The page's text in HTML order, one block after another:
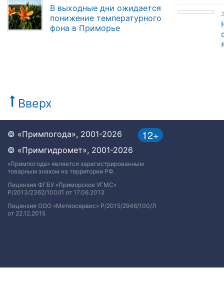
В выходные дни ожидается
понижение температурного
фона в Приморье
Вверх
12+
© «Примпогода», 2001-2026
© «Примгидромет», 2001-2026
«Примпогода» является зарегистрированным
товарным знаком на территории РФ.
Лицензия ФГБУ «Приморское УГМС»
Р/2013/2362/100/Л от 17.06.2013
Лицензия ООО «Метеосервис» Р/2015/2946/100/Л
от 22.12.2015